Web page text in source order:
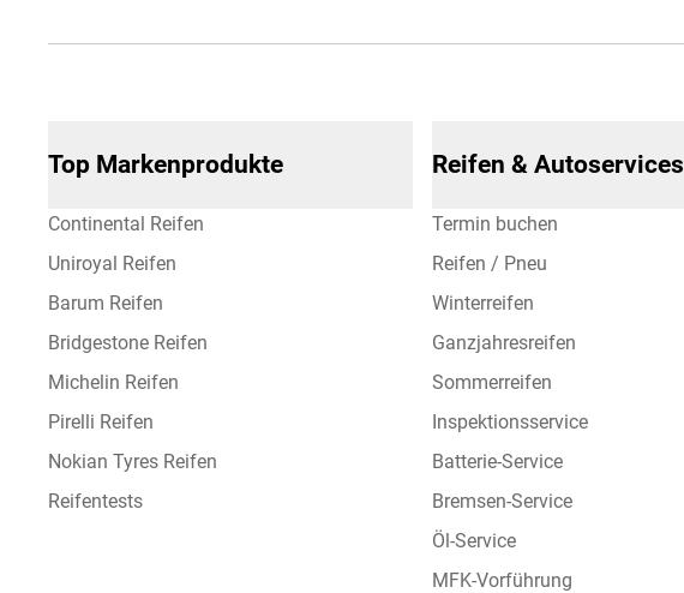
Top Markenprodukte
Continental Reifen
Uniroyal Reifen
Barum Reifen
Bridgestone Reifen
Michelin Reifen
Pirelli Reifen
Nokian Tyres Reifen
Reifentests
Reifen & Autoservices
Termin buchen
Reifen / Pneu
Winterreifen
Ganzjahresreifen
Sommerreifen
Inspektionsservice
Batterie-Service
Bremsen-Service
Öl-Service
MFK-Vorführung